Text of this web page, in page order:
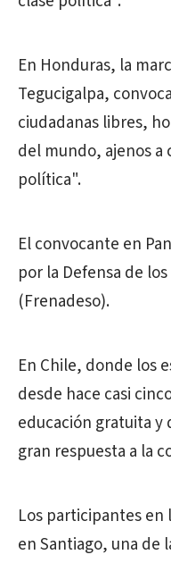
En Honduras, la
Tegucigalpa,
ciudadanas libres,
del mundo, ajenos
política".
El convocante en
por la Defensa de
(Frenadeso).
En Chile, donde los
desde hace casi
educación gratuita y
gran respuesta a la
Los participantes
en Santiago, una de